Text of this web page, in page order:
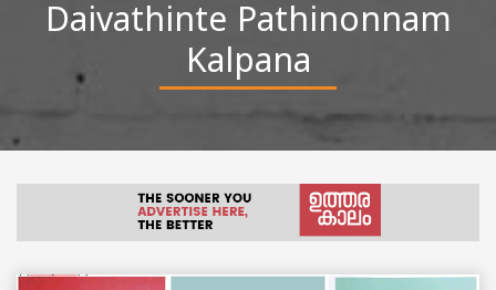
Daivathinte Pathinonnam
Kalpana